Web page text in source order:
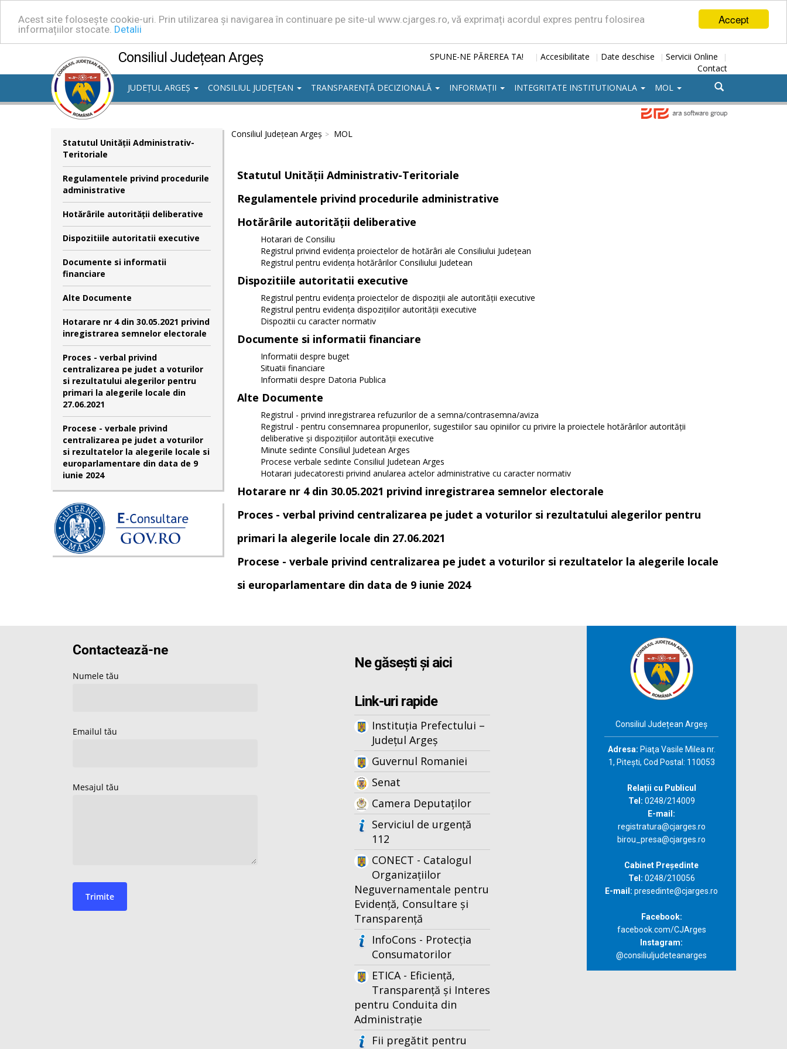
Accept
Acest site folosește cookie-uri. Prin utilizarea și navigarea în continuare pe site-ul www.cjarges.ro, vă exprimați acordul expres pentru folosirea
informațiilor stocate. Detalii
Consiliul Județean Argeș SPUNE-NE PĂREREA TA! | Accesibilitate | Date deschise | Servicii Online |
Contact
JUDEȚUL ARGEȘ
CONSILIUL JUDEȚEAN TRANSPARENȚĂ DECIZIONALĂ INFORMAȚII INTEGRITATE INSTITUTIONALA MOL
Statutul Unităţii Administrativ-
Teritoriale
Regulamentele privind procedurile
administrative
Hotărârile autorităţii deliberative
Dispozitiile autoritatii executive
Documente si informatii
financiare
Alte Documente
Hotarare nr 4 din 30.05.2021 privind
inregistrarea semnelor electorale
Proces - verbal privind
centralizarea pe judet a voturilor
si rezultatului alegerilor pentru
primari la alegerile locale din
27.06.2021
Procese - verbale privind
centralizarea pe judet a voturilor
si rezultatelor la alegerile locale si
europarlamentare din data de 9
iunie 2024
Consiliul Județean Argeș MOL
Statutul Unităţii Administrativ-Teritoriale
Regulamentele privind procedurile administrative
Hotărârile autorităţii deliberative
Hotarari de Consiliu
Registrul privind evidența proiectelor de hotărâri ale Consiliului Județean
Registrul pentru evidența hotărârilor Consiliului Judetean
Dispozitiile autoritatii executive
Registrul pentru evidența proiectelor de dispoziții ale autorității executive
Registrul pentru evidența dispozițiilor autorității executive
Dispozitii cu caracter normativ
Documente si informatii financiare
Informatii despre buget
Situatii financiare
Informatii despre Datoria Publica
Alte Documente
Registrul - privind inregistrarea refuzurilor de a semna/contrasemna/aviza
Registrul - pentru consemnarea propunerilor, sugestiilor sau opiniilor cu privire la proiectele hotărârilor autorității
deliberative și dispozițiilor autorității executive
Minute sedinte Consiliul Judetean Arges
Procese verbale sedinte Consiliul Judetean Arges
Hotarari judecatoresti privind anularea actelor administrative cu caracter normativ
Hotarare nr 4 din 30.05.2021 privind inregistrarea semnelor electorale
Proces - verbal privind centralizarea pe judet a voturilor si rezultatului alegerilor pentru
primari la alegerile locale din 27.06.2021
Procese - verbale privind centralizarea pe judet a voturilor si rezultatelor la alegerile locale
si europarlamentare din data de 9 iunie 2024
Ne găsești și aici
Link-uri rapide
Instituția Prefectului –
Județul Argeș
Guvernul Romaniei
Senat
Camera Deputaților
Serviciul de urgență
112
CONECT - Catalogul
Organizațiilor
Neguvernamentale pentru
Evidență, Consultare și
Transparență
InfoCons - Protecția
Consumatorilor
ETICA - Eficiență,
Transparență și Interes
pentru Conduita din
Administrație
Fii pregătit pentru
Consiliul Județean Argeș
Adresa: Piaţa Vasile Milea nr.
1, Piteşti, Cod Postal: 110053
Relații cu Publicul
Tel: 0248/214009
E-mail:
registratura@cjarges.ro
birou_presa@cjarges.ro
Cabinet Președinte
Tel: 0248/210056
E-mail: presedinte@cjarges.ro
Facebook:
facebook.com/CJArges
Instagram:
@consiliuljudeteanarges